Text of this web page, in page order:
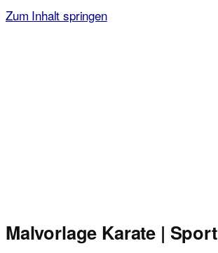
Zum Inhalt springen
Malvorlage Karate | Sport